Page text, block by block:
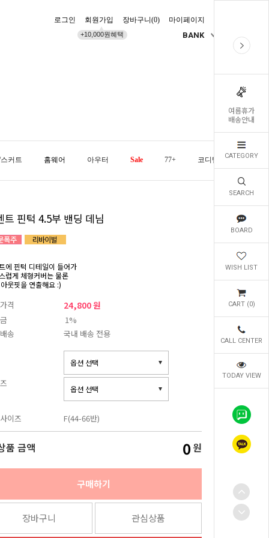
여름휴가
배송안내
CATEGORY
SEARCH
BOARD
WISH LIST
CART (0)
CALL CENTER
TODAY VIEW
로그인 회원가입
+10,000원혜택
장바구니(0) 마이페이지
BANK
커트 홈웨어 아우터 Sale 77+ 코디템 오늘발송
트 핀턱 4.5부 밴딩 데님
에 핀턱 디테일이 들어가
럽게 체형커버는 물론
웃핏을 연출해요 :)
격 24,800 원
1%
송
국내 배송 전용
이즈 F(44-66반)
품 금액 0 원
구매하기
장바구니 관심상품